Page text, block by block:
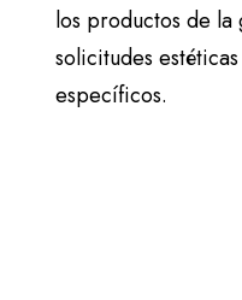
los productos de la
solicitudes
específicos.